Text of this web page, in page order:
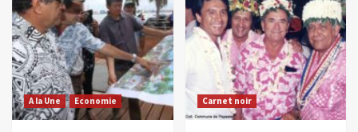
A la Une Economie Carnet noir